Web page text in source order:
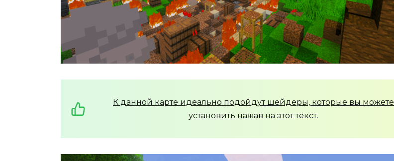
К данной карте идеально подойдут шейдеры, которые вы можете
установить нажав на этот текст.